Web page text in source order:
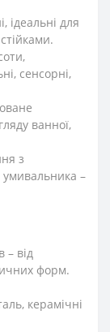
ідеальні для
сенсорні,
ванної,
з
–
– від
форм.
керамічні